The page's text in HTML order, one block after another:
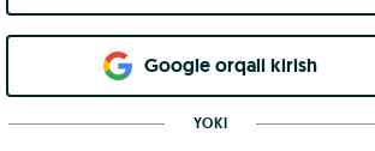
Goo​g​le orqali kirish
YOKI